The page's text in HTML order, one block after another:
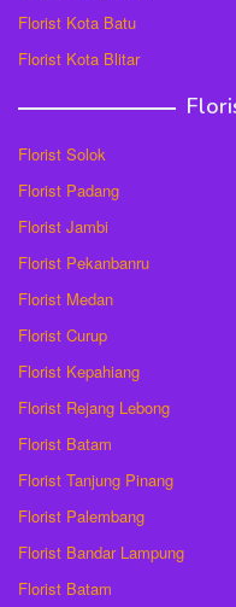
Florist Kota Batu
Florist Kota Blitar
Florist Solok
Florist Padang
Florist Jambi
Florist Pekanbanru
Florist Medan
Florist Curup
Florist Kepahiang
Florist Rejang Lebong
Florist Batam
Florist Tanjung Pinang
Florist Palembang
Florist Bandar Lampung
Florist Batam